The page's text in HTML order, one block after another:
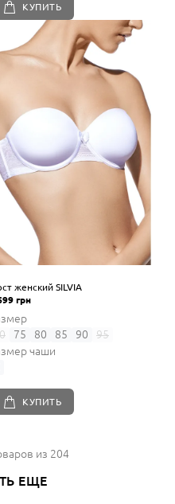
КУПИТЬ
женский SILVIA
грн
75 80 85 90
95
чаши
КУПИТЬ
из 204
ЕЩЕ